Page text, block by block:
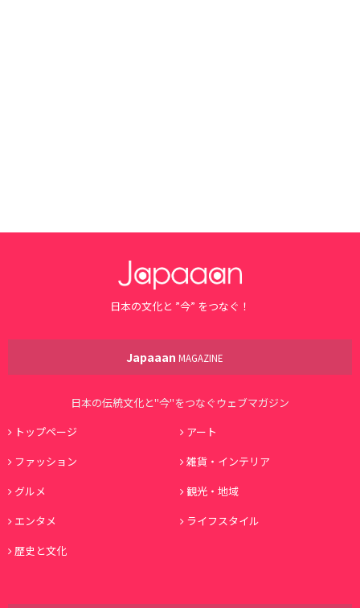
日本の文化と ”今” をつなぐ！
Japaaan MAGAZINE
日本の伝統文化と"今"をつなぐウェブマガジン
トップページ
アート
ファッション
雑貨・インテリア
グルメ
観光・地域
エンタメ
ライフスタイル
歴史と文化